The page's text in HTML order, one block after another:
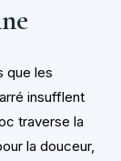
que les
insufflent
traverse la
la douceur,